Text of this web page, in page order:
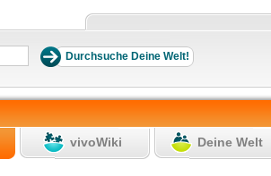
vivoWiki Deine Welt